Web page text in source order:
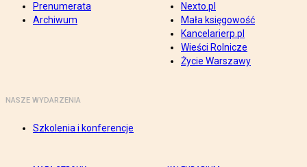
Prenumerata
Archiwum
Nexto.pl
Mała księgowość
Kancelarierp.pl
Wieści Rolnicze
Życie Warszawy
NASZE WYDARZENIA
Szkolenia i konferencje